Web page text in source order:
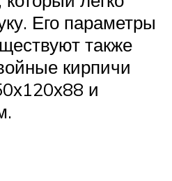
Его параметры
также
кирпичи
и